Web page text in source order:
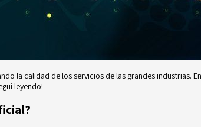
la calidad de los servicios de las grandes industrias.
leyendo!